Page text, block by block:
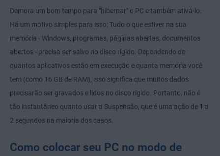
Demora um bom tempo para "hibernar" o PC e também ativá-lo.
Há um motivo simples para isso: Tudo o que estiver na sua
memória - Windows, programas, páginas abertas, documentos
abertos - precisa ser salvo no disco rígido. Dependendo de
quantos aplicativos estão em execução e quanta memória você
tem (como 16 GB de RAM), isso significa que muitos dados
precisarão ser gravados e lidos no disco rígido. Portanto, não é
tão instantâneo quanto usar a Suspensão, que é uma ação de 1 a
2 segundos na maioria dos casos.
Como colocar seu PC no modo de